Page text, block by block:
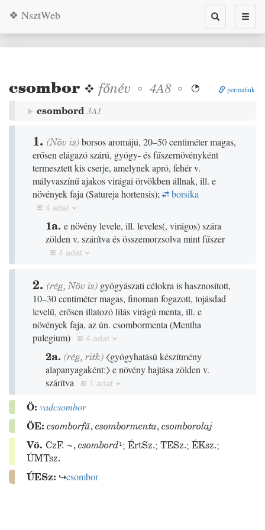
Toggle
search
❖ NsztWeb
csombor ❖ főnév ◦ 4A8 ◦  permalink
csombord 3A1
1. (Növ is)borsos aromájú, 20–50 centiméter magas,
erősen elágazó szárú, gyógy- és fűszernövényként
termesztett kis cserje, amelynek apró, fehér v.
mályvaszínű ajakos virágai örvökben állnak, ill. e
növények faja (Satureja hortensis); borsika
4 adat
1a. e növény levele, ill. leveles(, virágos)szára
zölden v. szárítva és összemorzsolva mint fűszer
4 adat
2. (rég,Növ is) gyógyászati célokra is hasznosított,
10–30 centiméter magas, finoman fogazott, tojásdad
levelű, erősen illatozó lilás virágú menta, ill. e
növények faja, az ún. csombormenta (Mentha
pulegium)
4 adat
2a. (rég, ritk)〈gyógyhatású készítmény
alapanyagaként:〉e növény hajtása zölden v.
szárítva
1 adat
Ö: vadcsombor
ÖE: csomborfű,csombormenta,csomborolaj
Vö. CzF. ~,csombord¹; ÉrtSz.; TESz.; ÉKsz.;
ÚMTsz.
ÚESz: ↪csombor